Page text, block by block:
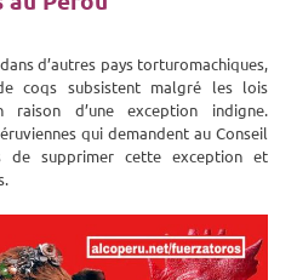
d’autres pays torturomachiques,
coqs subsistent malgré les lois
d’une exception indigne.
qui demandent au Conseil
de supprimer cette exception et